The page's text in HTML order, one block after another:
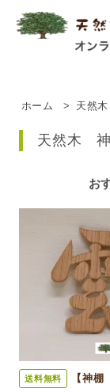
ホーム > 天然
天然木 神
お
送料無料
【神